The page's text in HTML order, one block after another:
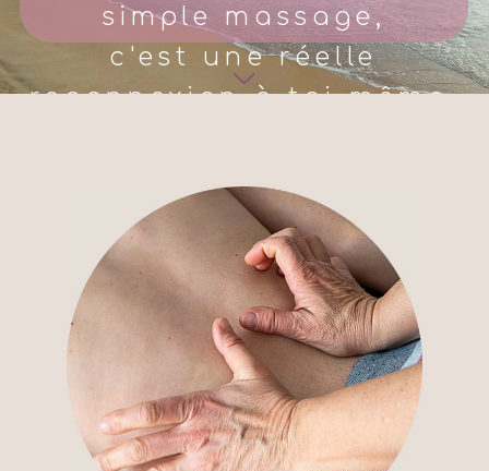
simple massage,
c'est une réelle
reconnexion à toi même,